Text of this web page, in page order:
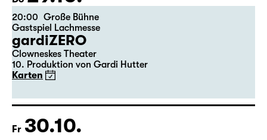
Do 29.10.
20:00 Große Bühne
Gastspiel Lachmesse
Clowneskes Theater
Karten